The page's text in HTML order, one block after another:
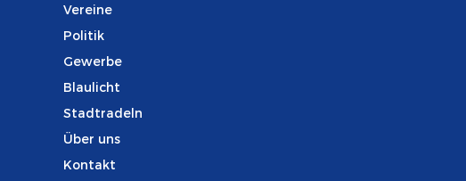
Vereine
Politik
Gewerbe
Blaulicht
Stadtradeln
Über uns
Kontakt